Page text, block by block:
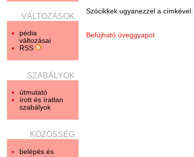
VÁLTOZÁSOK
pédia
változásai
RSS
SZABÁLYOK
útmutató
írott és íratlan
szabályok
KÖZÖSSÉG
belépés és
Szócikkek ugyanezzel a címkével:
Befújható üveggyapot